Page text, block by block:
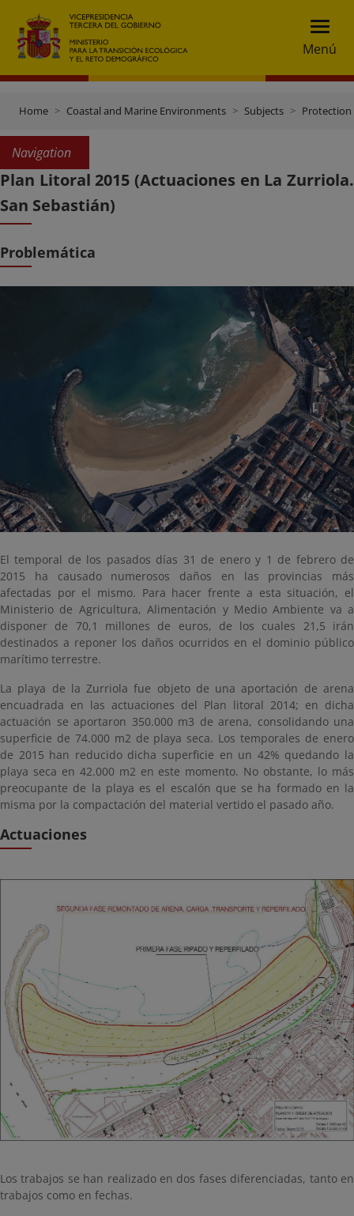
Menú
Home Coastal and Marine Environments Subjects
Navigation
Plan Litoral 2015 (Actuaciones en La Zurriola.
San Sebastián)
Problemática
El temporal de los pasados días 31 de enero y 1 de febrero de
2015 ha causado numerosos daños en las provincias más
afectadas por el mismo. Para hacer frente a esta situación, el
Ministerio de Agricultura, Alimentación y Medio Ambiente va a
disponer de 70,1 millones de euros, de los cuales 21,5 irán
destinados a reponer los daños ocurridos en el dominio público
marítimo terrestre.
La playa de la Zurriola fue objeto de una aportación de arena
encuadrada en las actuaciones del Plan litoral 2014; en dicha
actuación se aportaron 350.000 m3 de arena, consolidando una
superficie de 74.000 m2 de playa seca. Los temporales de enero
de 2015 han reducido dicha superficie en un 42% quedando la
playa seca en 42.000 m2 en este momento. No obstante, lo más
preocupante de la playa es el escalón que se ha formado en la
misma por la compactación del material vertido el pasado año.
Actuaciones
Los trabajos se han realizado en dos fases diferenciadas, tanto en
trabajos como en fechas.